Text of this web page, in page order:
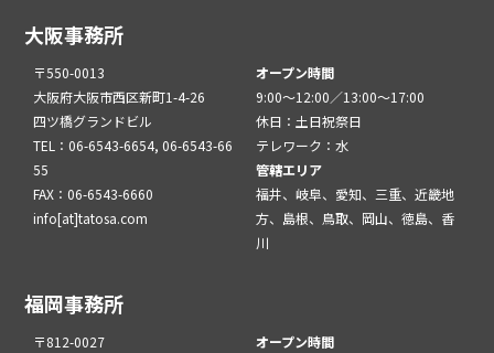
大阪事務所
〒550-0013
大阪府大阪市西区新町1-4-26
四ツ橋グランドビル
TEL：06-6543-6654, 06-6543-66
55
FAX：06-6543-6660
info[at]tatosa.com
オープン時間
9:00～12:00／13:00～17:00
休日：土日祝祭日
テレワーク：水
管轄エリア
福井、岐阜、愛知、三重、近畿地
方、島根、鳥取、岡山、徳島、香
川
福岡事務所
〒812-0027
オープン時間